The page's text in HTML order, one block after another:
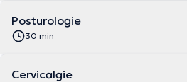
Posturologie
30 min
Cervicalgie